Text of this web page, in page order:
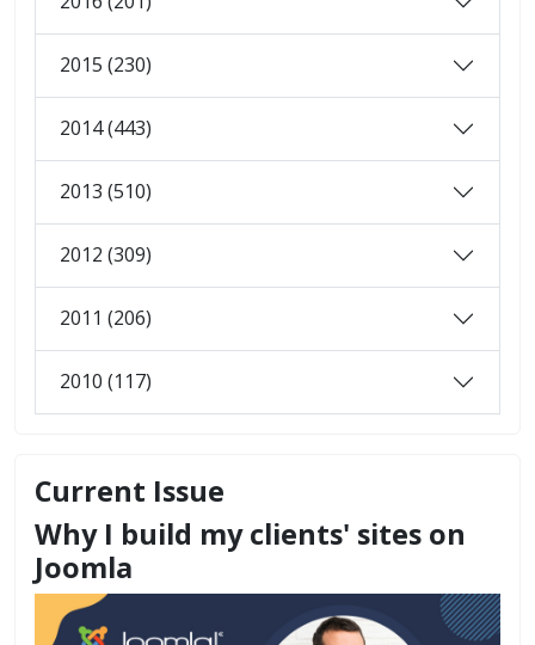
2015 (230)
2014 (443)
2013 (510)
2012 (309)
2011 (206)
2010 (117)
Current Issue
Why I build my clients' sites on
Joomla